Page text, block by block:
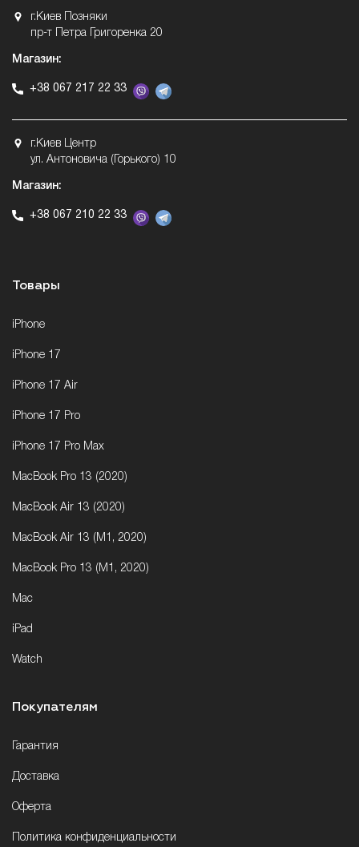
г.Киев Позняки
пр-т Петра Григоренка 20
Магазин:
+38 067 217 22 33
г.Киев Центр
ул. Антоновича (Горького) 10
Магазин:
+38 067 210 22 33
Товары
iPhone
iPhone 17
iPhone 17 Air
iPhone 17 Pro
iPhone 17 Pro Max
MacBook Pro 13 (2020)
MacBook Air 13 (2020)
MacBook Air 13 (M1, 2020)
MacBook Pro 13 (M1, 2020)
Mac
iPad
Watch
Покупателям
Гарантия
Доставка
Оферта
Политика конфиденциальности